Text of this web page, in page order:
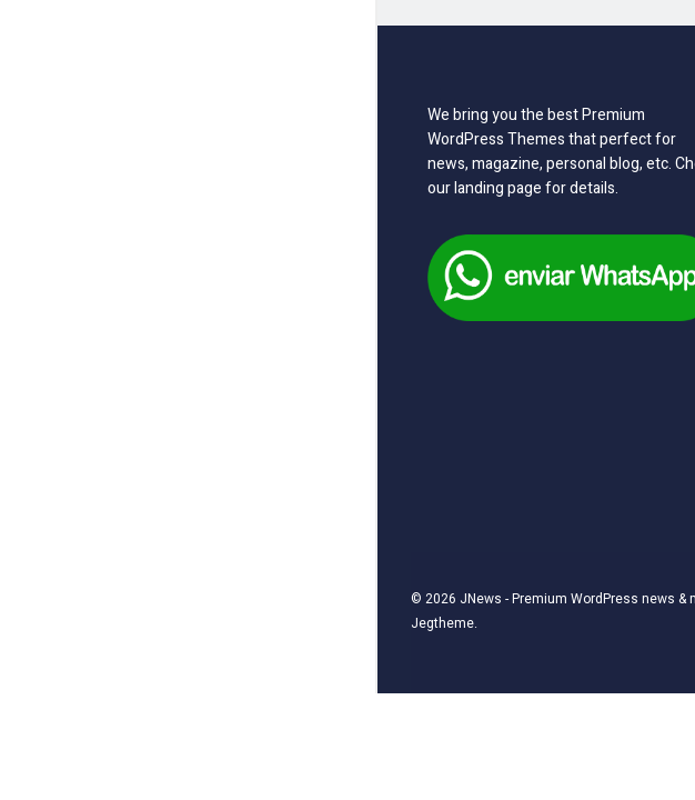
We bring you the best Premium
WordPress Themes that perfect for
news, magazine, personal blog, etc.
our landing page for details.
© 2026 JNews - Premium WordPress news
Jegtheme.